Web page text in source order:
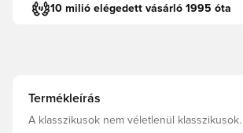
10 milió elégedett vásárló 1995 óta
Termékleírás
A klasszikusok nem véletlenül klasszikusok.